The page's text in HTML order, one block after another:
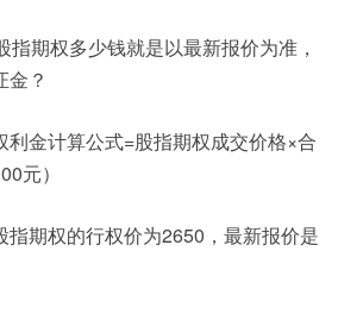
指期权多少钱就是以最新报价为准，
金？
利金计算公式=股指期权成交价格×合
元）
指期权的行权价为2650，最新报价是